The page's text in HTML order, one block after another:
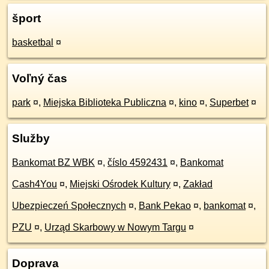
šport
basketbal ¤
Voľný čas
park ¤, Miejska Biblioteka Publiczna ¤, kino ¤, Superbet ¤
Služby
Bankomat BZ WBK ¤, číslo 4592431 ¤, Bankomat
Cash4You ¤, Miejski Ośrodek Kultury ¤, Zakład
Ubezpieczeń Społecznych ¤, Bank Pekao ¤, bankomat ¤,
PZU ¤, Urząd Skarbowy w Nowym Targu ¤
Doprava